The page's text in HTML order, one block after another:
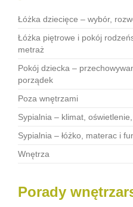
Łóżka dziecięce – wybór,
Łóżka piętrowe i pokój
metraż
Pokój dziecka –
porządek
Poza wnętrzami
Sypialnia – klimat,
Sypialnia – łóżko, materac i
Wnętrza
Porady